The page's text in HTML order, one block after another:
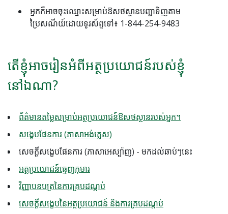
អ្នកក៏អាចចុះឈ្មោះសម្រាប់ឱសថស្ថានបញ្ជាទិញតាម
ប្រៃសណីយ៍ដោយទូរស័ព្ទទៅ៖ 1-844-254-9483
តើខ្ញុំអាចរៀនអំពីអត្ថប្រយោជន៍របស់ខ្ញុំ
នៅឯណា?
ព័ត៌មានតម្លៃសម្រាប់អត្ថប្រយោជន៍ឱសថស្ថានរបស់អ្នក។
សង្ខេបផែនការ (ភាសាអង់គ្លេស)
សេចក្តីសង្ខេបផែនការ (ភាសាអេស្ប៉ាញ) - មកដល់ឆាប់ៗនេះ
អត្ថប្រយោជន៍ធ្មេញកុមារ
វិញ្ញាបនបត្រនៃការគ្របដណ្តប់
សេចក្តីសង្ខេបនៃអត្ថប្រយោជន៍ និងការគ្របដណ្តប់